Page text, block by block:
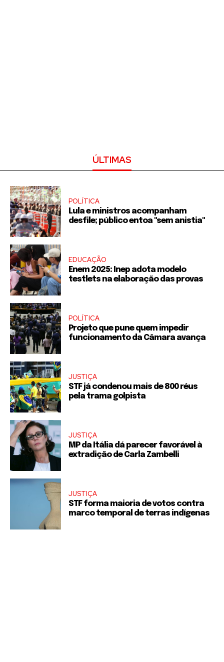
ÚLTIMAS
POLÍTICA
Lula e ministros acompanham
desfile; público entoa "sem anistia"
EDUCAÇÃO
Enem 2025: Inep adota modelo
testlets na elaboração das provas
POLÍTICA
Projeto que pune quem impedir
funcionamento da Câmara avança
JUSTIÇA
STF já condenou mais de 800 réus
pela trama golpista
JUSTIÇA
MP da Itália dá parecer favorável à
extradição de Carla Zambelli
JUSTIÇA
STF forma maioria de votos contra
marco temporal de terras indígenas